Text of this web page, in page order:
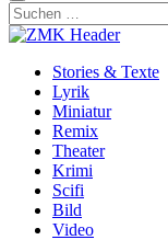
Suchen
nach:
Stories & Texte
Lyrik
Miniatur
Remix
Theater
Krimi
Scifi
Bild
Video